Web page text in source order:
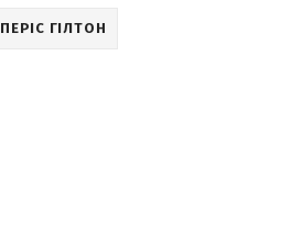
ПЕРІС ГІЛТОН